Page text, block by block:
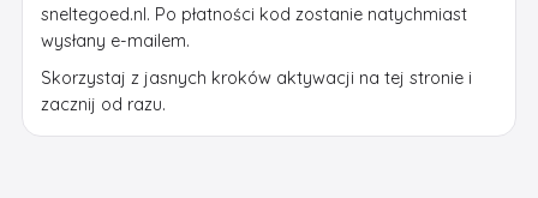
sneltegoed.nl. Po płatności kod zostanie natychmiast
wysłany e-mailem.
Skorzystaj z jasnych kroków aktywacji na tej stronie i
zacznij od razu.